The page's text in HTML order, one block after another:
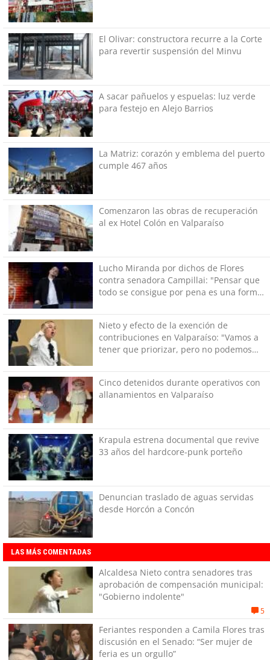
El Olivar: constructora recurre a la Corte
para revertir suspensión del Minvu
A sacar pañuelos y espuelas: luz verde
para festejo en Alejo Barrios
La Matriz: corazón y emblema del puerto
cumple 467 años
Comenzaron las obras de recuperación
al ex Hotel Colón en Valparaíso
Lucho Miranda por dichos de Flores
contra senadora Campillai: "Pensar que
todo se consigue por pena es una forma
Nieto y efecto de la exención de
contribuciones en Valparaíso: "Vamos a
tener que priorizar, pero no podemos
Cinco detenidos durante operativos con
allanamientos en Valparaíso
Krapula estrena documental que revive
33 años del hardcore-punk porteño
Denuncian traslado de aguas servidas
desde Horcón a Concón
LAS MÁS COMENTADAS
Alcaldesa Nieto contra senadores tras
aprobación de compensación municipal:
"Gobierno indolente"
5
Feriantes responden a Camila Flores tras
discusión en el Senado: “Ser mujer de
feria es un orgullo”